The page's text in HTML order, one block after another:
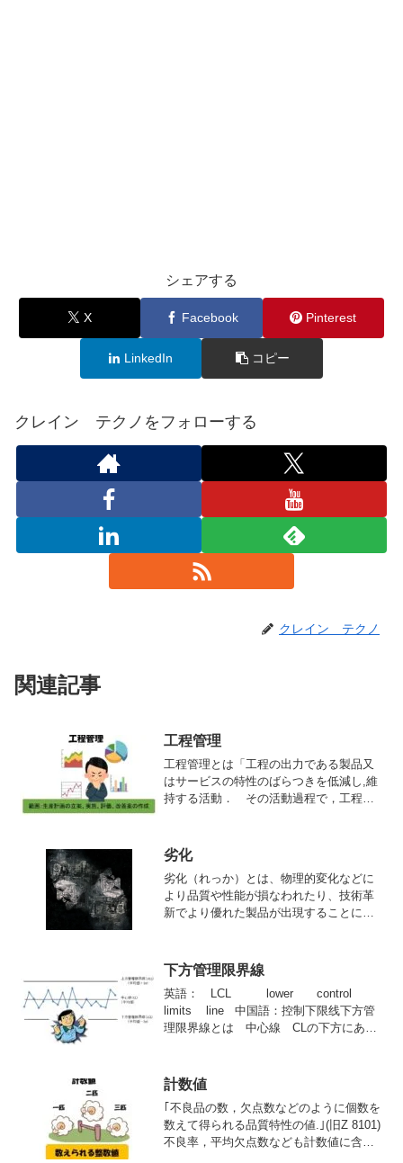
シェアする
X Facebook Pinterest
LinkedIn コピー
クレイン テクノをフォローする
クレイン テクノ
関連記事
工程管理
工程管理とは「工程の出力である製品又
はサービスの特性のばらつきを低減し,維
持する活動． その活動過程で，工程の
劣化
劣化（れっか）とは、物理的変化などに
より品質や性能が損なわれたり、技術革
新でより優れた製品が出現することによ
うが、芸能人などに対しても使われるこ
ともある。
下方管理限界線
英語： LCL lower control
limits line 中国語：控制下限线下方管
理限界線とは 中心線 CLの下方にある
という記号で表す。
計数値
｢不良品の数，欠点数などのように個数を
数えて得られる品質特性の値.｣(旧Z 8101)
不良率，平均欠点数なども計数値に含ま